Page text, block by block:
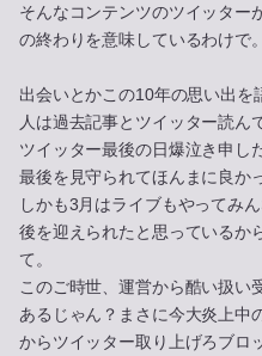
そんなコンテンツのツイッター
の終わりを意味しているわけで。
出会いとかこの10年の思い出を
人は過去記事とツイッター読ん
ツイッター最後の日爆泣き申し
最後を見守られてほんまに良か
しかも3月はライブもやってみ
後を迎えられたと思っているか
て。
このご時世、運営から酷い扱い
あるじゃん？まさに今大炎上
からツイッター取り上げろブ